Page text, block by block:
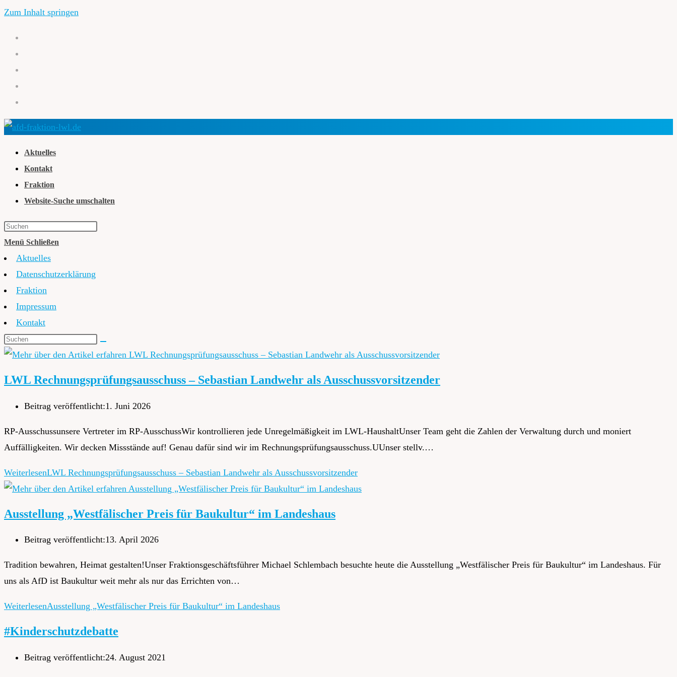
Zum Inhalt springen
Aktuelles
Kontakt
Fraktion
Website-Suche umschalten
Menü Schließen
Aktuelles
Datenschutzerklärung
Fraktion
Impressum
Kontakt
LWL Rechnungsprüfungsausschuss – Sebastian Landwehr als Ausschussvorsitzender
Beitrag veröffentlicht:1. Juni 2026
RP-Ausschussunsere Vertreter im RP-AusschussWir kontrollieren jede Unregelmäßigkeit im LWL-HaushaltUnser Team geht die Zahlen der Verwaltung durch und moniert
Auffälligkeiten. Wir decken Missstände auf! Genau dafür sind wir im Rechnungsprüfungsausschuss.UUnser stellv.…
WeiterlesenLWL Rechnungsprüfungsausschuss – Sebastian Landwehr als Ausschussvorsitzender
Ausstellung „Westfälischer Preis für Baukultur“ im Landeshaus
Beitrag veröffentlicht:13. April 2026
Tradition bewahren, Heimat gestalten!Unser Fraktionsgeschäftsführer Michael Schlembach besuchte heute die Ausstellung „Westfälischer Preis für Baukultur“ im Landeshaus. Für
uns als AfD ist Baukultur weit mehr als nur das Errichten von…
WeiterlesenAusstellung „Westfälischer Preis für Baukultur“ im Landeshaus
#Kinderschutzdebatte
Beitrag veröffentlicht:24. August 2021